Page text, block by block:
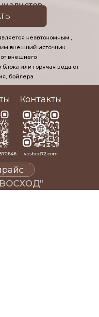
неавтономным ,
внешний источник
внешнего
или горячая вода от
бойлера.
Контакты